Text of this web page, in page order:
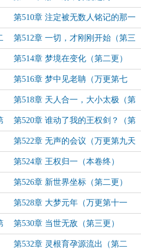
第510章 注定被无数人铭记的那一
天（万更第五天）
第512章 一切，才刚刚开始（第三
更）
第514章 梦境在变化（第二更）
第516章 梦中见老聃（万更第七
天）
第518章 天人合一，大小太极（第
三更）
第520章 谁动了我的王权剑？（第
二更）
第522章 无声的会议（万更第九天
第524章 王权归一（本卷终）
第526章 新世界坐标（第二更）
第528章 大梦元年（万更第十一
天）
第530章 当世无敌（第三更）
第532章 灵根育孕源流出（第二